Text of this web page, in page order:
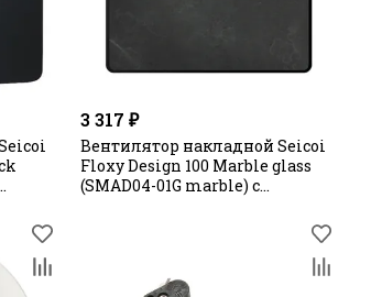
3 317 ₽
Вентилятор накладной Seicoi
Floxy Design 100 Marble glass
(SMAD04-01G marble) с